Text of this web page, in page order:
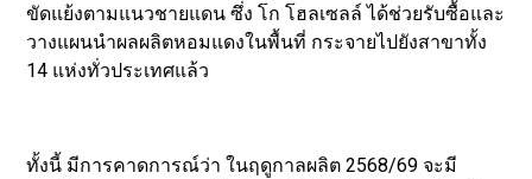
ขัดแย้งตามแนวชายแดน ซึ่ง โก โฮลเซลล์ ได้ช่วยรับซื้อและ
วางแผนนำผลผลิตหอมแดงในพื้นที่ กระจายไปยังสาขาทั้ง
14 แห่งทั่วประเทศแล้ว
ทั้งนี้ มีการคาดการณ์ว่า ในฤดูกาลผลิต 2568/69 จะมี